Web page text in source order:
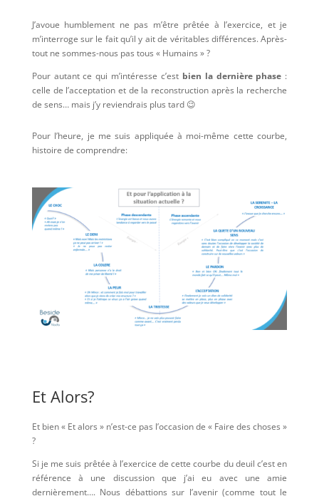
J’avoue humblement ne pas m’être prêtée à l’exercice, et je
m’interroge sur le fait qu’il y ait de véritables différences. Après-
tout ne sommes-nous pas tous « Humains » ?
Pour autant ce qui m’intéresse c’est bien la dernière phase :
celle de l’acceptation et de la reconstruction après la recherche
de sens… mais j’y reviendrais plus tard 😉
Pour l’heure, je me suis appliquée à moi-même cette courbe,
histoire de comprendre:
Et Alors?
Et bien « Et alors » n’est-ce pas l’occasion de « Faire des choses »
?
Si je me suis prêtée à l’exercice de cette courbe du deuil c’est en
référence à une discussion que j’ai eu avec une amie
dernièrement…. Nous débattions sur l’avenir (comme tout le